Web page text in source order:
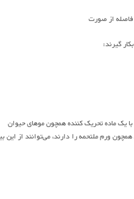
از صورت
گیرند:
یک ماده تحریک کننده همچون موهای حیوان
ورم ملتحمه را دارند، می‌توانند از این